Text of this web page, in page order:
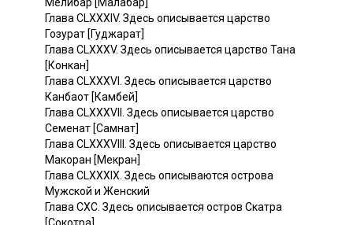
Глава CLXXXIV. Здесь описывается царство
Гозурат [Гуджарат]
Глава CLXXXV. Здесь описывается царство Тана
[Конкан]
Глава CLXXXVI. Здесь описывается царство
Канбаот [Камбей]
Глава CLXXXVII. Здесь описывается царство
Семенат [Самнат]
Глава CLXXXVIII. Здесь описывается царство
Макоран [Мекран]
Глава CLXXXIX. Здесь описываются острова
Мужской и Женский
Глава СХС. Здесь описывается остров Скатра